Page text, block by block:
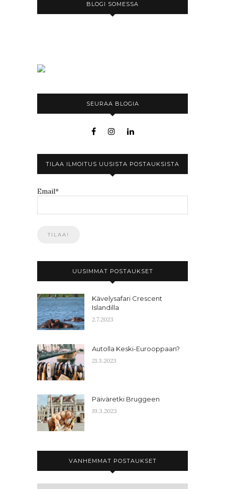
BLOGI SOMESSA
SEURAA BLOGIA
TILAA ILMOITUS UUSISTA POSTAUKSISTA
Email*
UUSIMMAT POSTAUKSET
Kävelysafari Crescent
Islandilla
2.7.2023
Autolla Keski-Eurooppaan?
21.3.2023
Päiväretki Bruggeen
19.3.2023
VANHEMMAT POSTAUKSET